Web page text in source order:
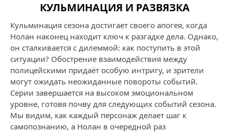
КУЛЬМИНАЦИЯ И РАЗВЯЗКА
Кульминация сезона достигает своего апогея, когда
Нолан наконец находит ключ к разгадке дела. Однако,
он сталкивается с дилеммой: как поступить в этой
ситуации? Обострение взаимодействия между
полицейскими придаёт особую интригу, и зрители
могут ожидать неожиданные повороты событий.
Серии завершается на высоком эмоциональном
уровне, готовя почву для следующих событий сезона.
Мы видим, как каждый персонаж делает шаг к
самопознанию, а Нолан в очередной раз